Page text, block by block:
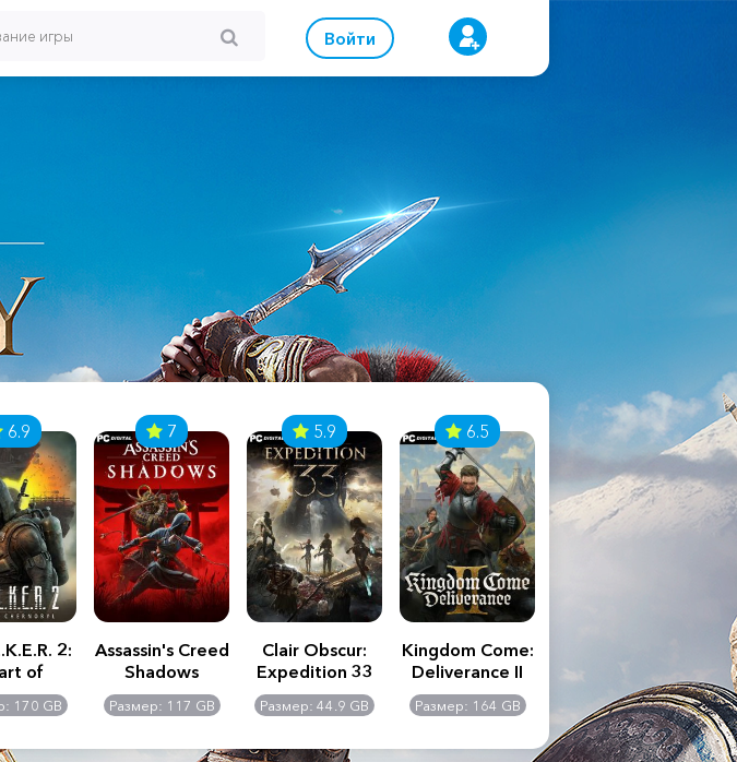
Войти
6.9
2:
of
-
Edition
170 GB
7
Assassin's Creed
Shadows
Размер: 117 GB
5.9
Clair Obscur:
Expedition 33
Размер: 44.9 GB
6.5
Kingdom Come:
Deliverance II
Размер: 164 GB
8.1
Remastered
Размер: 116 GB